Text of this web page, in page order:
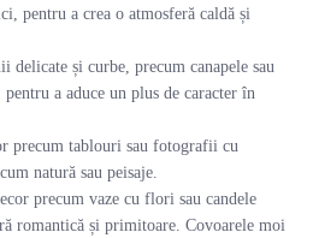
pentru a crea o atmosferă caldă și
și curbe, precum canapele sau
a aduce un plus de caracter în
precum tablouri sau fotografii cu
natură sau peisaje.
precum vaze cu flori sau candele
romantică și primitoare. Covoarele moi